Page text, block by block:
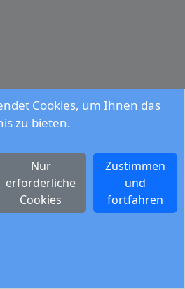
Cookies, um Ihnen das
zu bieten.
Zustimmen
und
fortfahren
Nur
erforderliche
Cookies